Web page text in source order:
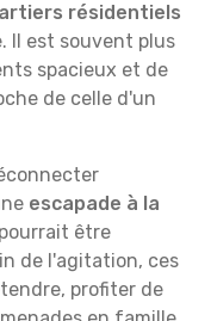
résidentiels
Il est souvent plus
spacieux et de
de celle d'un
escapade à la
être
de l'agitation, ces
profiter de